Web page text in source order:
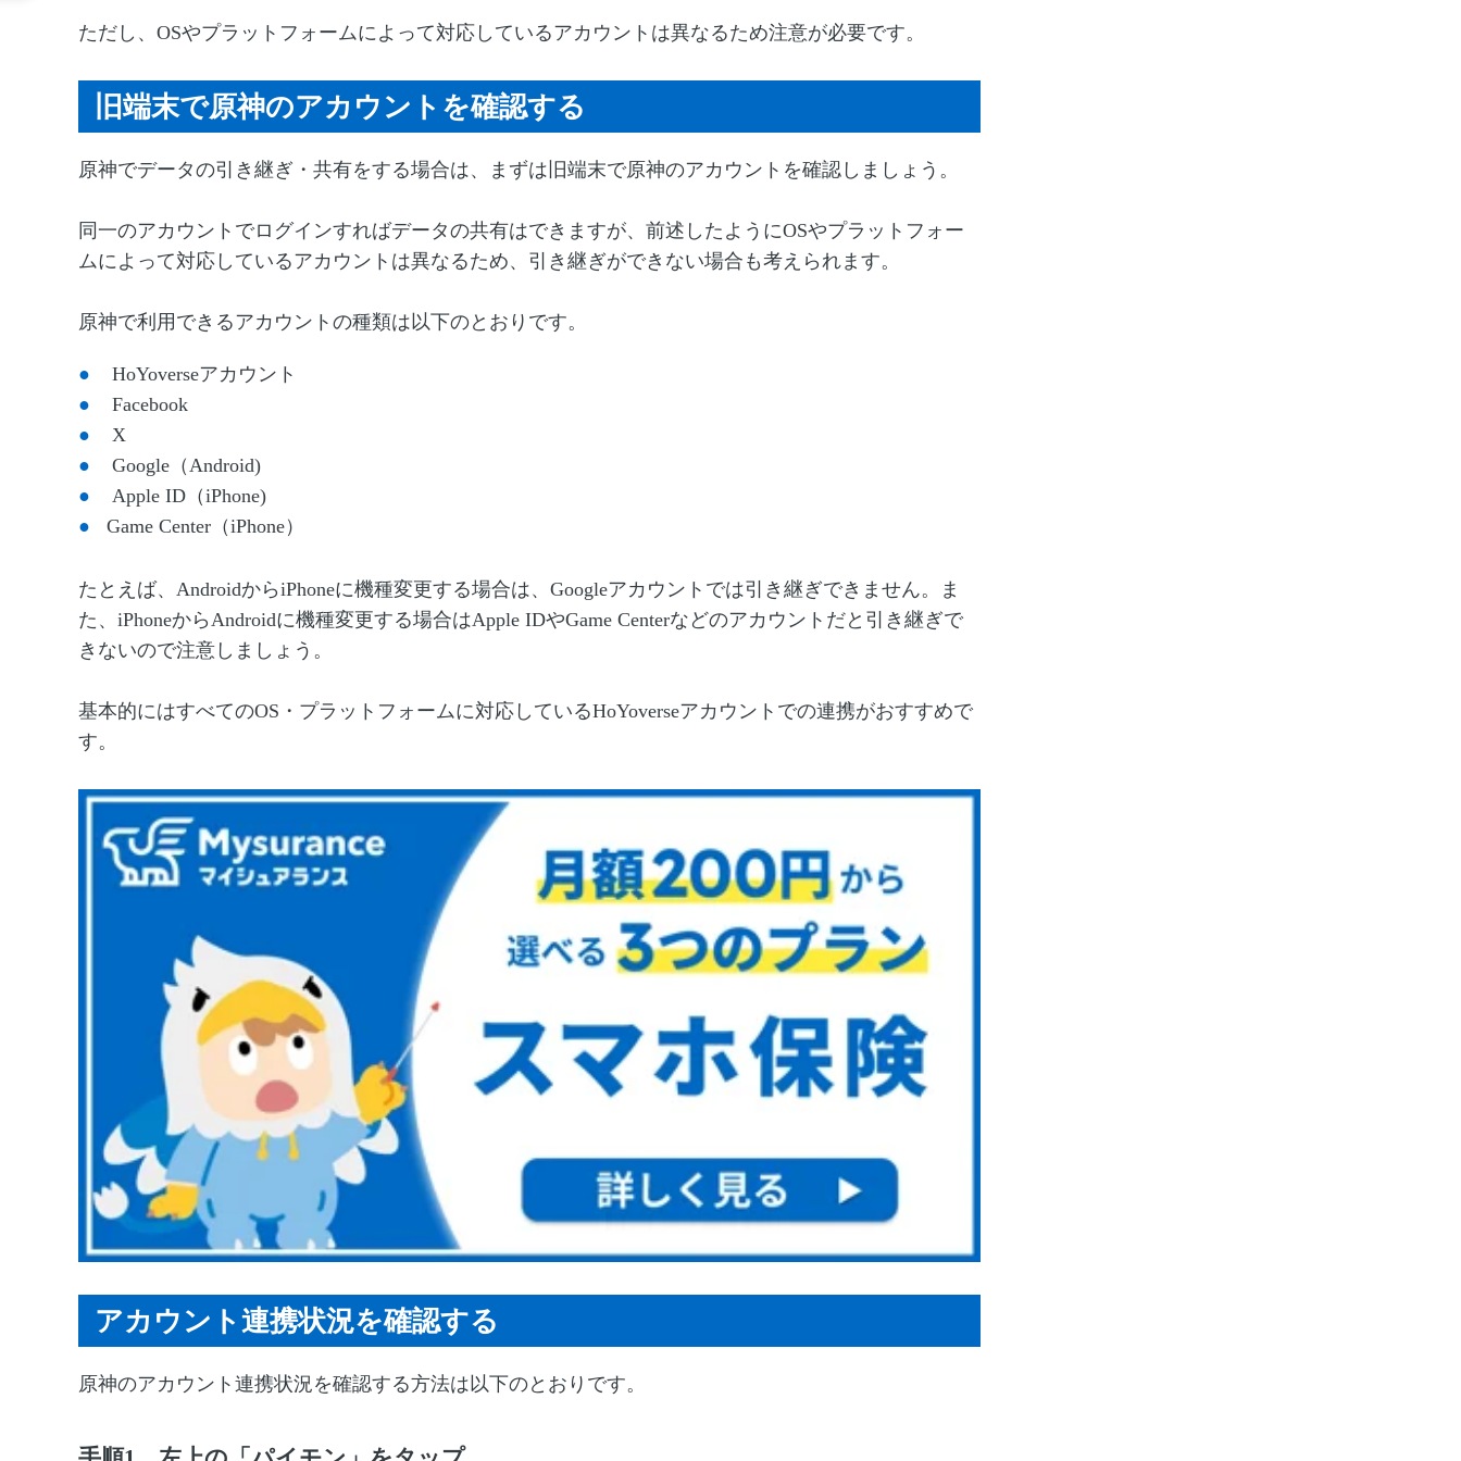
ただし、OSやプラットフォームによって対応しているアカウントは異なるため注意が必要です。
旧端末で原神のアカウントを確認する
原神でデータの引き継ぎ・共有をする場合は、まずは旧端末で原神のアカウントを確認しましょう。
同一のアカウントでログインすればデータの共有はできますが、前述したようにOSやプラットフォー
ムによって対応しているアカウントは異なるため、引き継ぎができない場合も考えられます。
原神で利用できるアカウントの種類は以下のとおりです。
HoYoverseアカウント
Facebook
X
Google（Android)
Apple ID（iPhone)
Game Center（iPhone）
たとえば、AndroidからiPhoneに機種変更する場合は、Googleアカウントでは引き継ぎできません。ま
た、iPhoneからAndroidに機種変更する場合はApple IDやGame Centerなどのアカウントだと引き継ぎで
きないので注意しましょう。
基本的にはすべてのOS・プラットフォームに対応しているHoYoverseアカウントでの連携がおすすめで
す。
アカウント連携状況を確認する
原神のアカウント連携状況を確認する方法は以下のとおりです。